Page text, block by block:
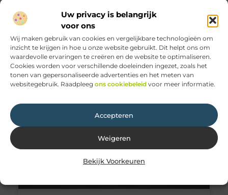
Uw privacy is belangrijk
voor ons
Wij maken gebruik van cookies en vergelijkbare technologieën om
inzicht te krijgen in hoe u onze website gebruikt. Dit helpt ons om
waardevolle ervaringen te creëren en de website te optimaliseren.
Cookies worden voor verschillende doeleinden ingezet, zoals het
tonen van gepersonaliseerde advertenties en het meten van
websitegebruik. Raadpleeg ons cookiebeleid voor meer informatie.
Accepteren
Weigeren
Bekijk Voorkeuren
de Rommelmarkt Rotterdam. Deze bruisende
markt, doordrenkt van geschiedenis, biedt
Aanbiedingen
Geen Reacties